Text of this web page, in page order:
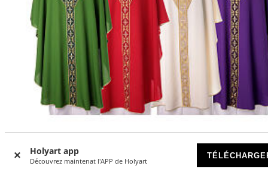
Holyart app
Découvrez maintenat l'APP de Holyart
-11%